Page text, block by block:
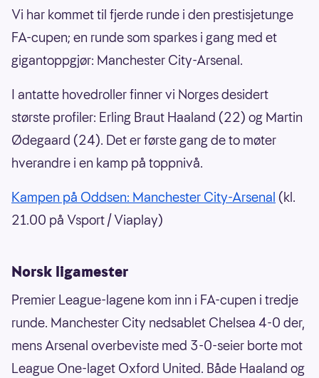
Vi har kommet til fjerde runde i den prestisjetunge
FA-cupen; en runde som sparkes i gang med et
gigantoppgjør: Manchester City-Arsenal.
I antatte hovedroller finner vi Norges desidert
største profiler: Erling Braut Haaland (22) og Martin
Ødegaard (24). Det er første gang de to møter
hverandre i en kamp på toppnivå.
Kampen på Oddsen: Manchester City-Arsenal (kl.
21.00 på Vsport / Viaplay)
Norsk ligamester
Premier League-lagene kom inn i FA-cupen i tredje
runde. Manchester City nedsablet Chelsea 4-0 der,
mens Arsenal overbeviste med 3-0-seier borte mot
League One-laget Oxford United. Både Haaland og